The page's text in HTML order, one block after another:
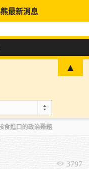
食進口的政治難題
3797
最新消息
▲